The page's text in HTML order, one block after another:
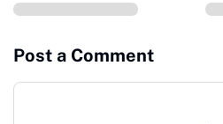
Post a Comment